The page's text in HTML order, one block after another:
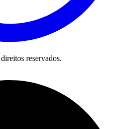
reservados.